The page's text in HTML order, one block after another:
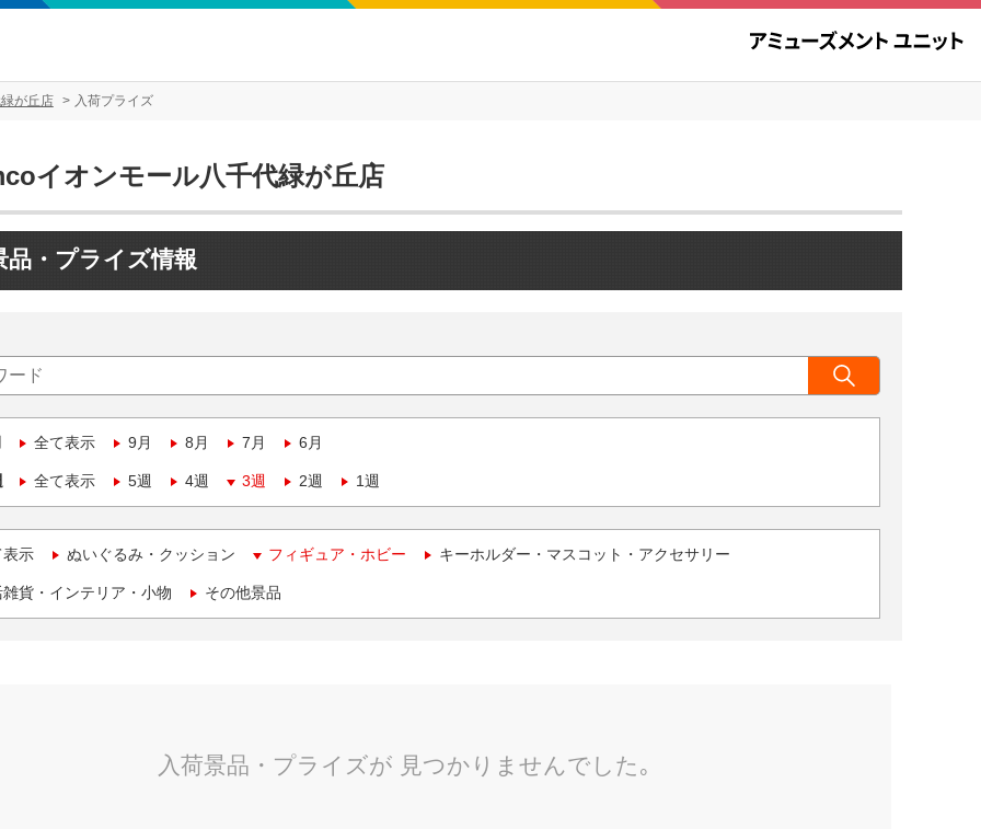
が丘店 入荷プライズ
イオンモール八千代緑が丘店
品・プライズ情報
全て表示 9月 8月 7月 6月
全て表示 5週 4週 3週 2週 1週
表示 ぬいぐるみ・クッション フィギュア・ホビー キーホルダー・マスコット・アクセサリー
貨・インテリア・小物 その他景品